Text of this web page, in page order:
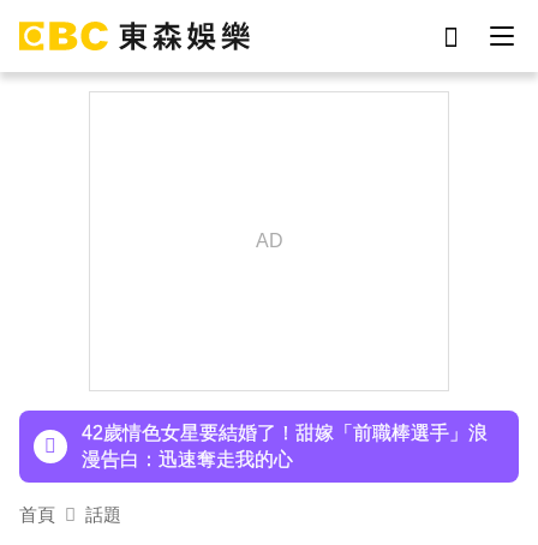
備賽狂操滿手繭
42歲情色女星要結婚了！甜嫁「前職棒選手」浪
漫告白：迅速奪走我的心
吳東諺結婚10年超寵妻！「主動帶娃」羨煞人妻
首頁 話題